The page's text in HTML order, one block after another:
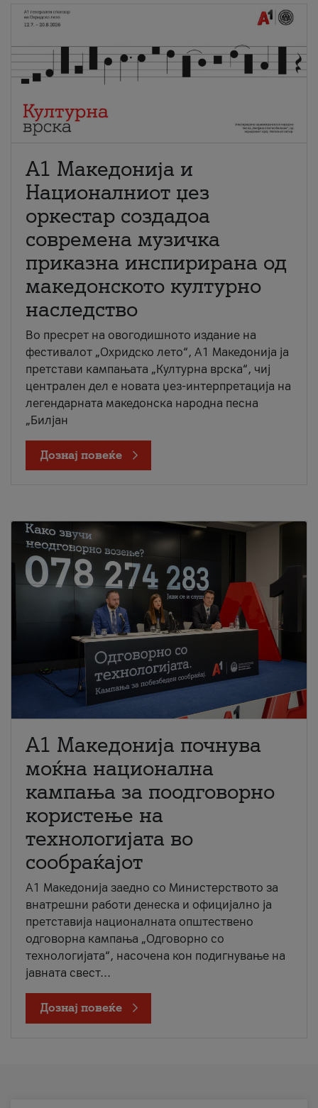
А1 Македонија и
Националниот џез
оркестар создадоа
современа музичка
приказна инспирирана од
македонското културно
наследство
Во пресрет на овогодишното издание на
фестивалот „Охридско лето“, А1 Македонија ја
претстави кампањата „Културна врска“, чиј
централен дел е новата џез-интерпретација на
легендарната македонска народна песна
„Билјан
Дознај повеќе
A1 Македонија почнува
моќна национална
кампања за поодговорно
користење на
технологијата во
сообраќајот
A1 Македонија заедно со Министерството за
внатрешни работи денеска и официјално ја
претставија националната општествено
одговорна кампања „Одговорно со
технологијата“, насочена кон подигнување на
јавната свест...
Дознај повеќе